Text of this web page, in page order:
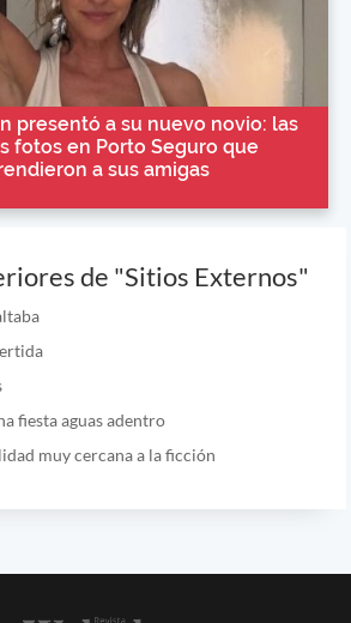
presentó a su nuevo novio: las
fotos en Porto Seguro que
a sus amigas
de "Sitios Externos"
fiesta aguas adentro
muy cercana a la ficción